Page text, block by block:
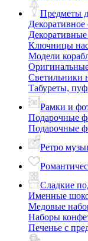
Предметы
Ключницы
Модели
Светильники
Табуреты,
Рамки и
Подарочные
Подарочные
Ретро
Сладкие
Именные
Медовые
Наборы
Печенье с